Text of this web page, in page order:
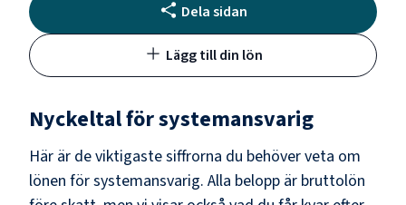
Dela sidan
Lägg till din lön
Nyckeltal försystemansvarig
Här är de viktigaste siffrorna du behöver veta om
lönen försystemansvarig. Alla belopp är bruttolön